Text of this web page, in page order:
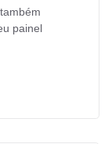
painel